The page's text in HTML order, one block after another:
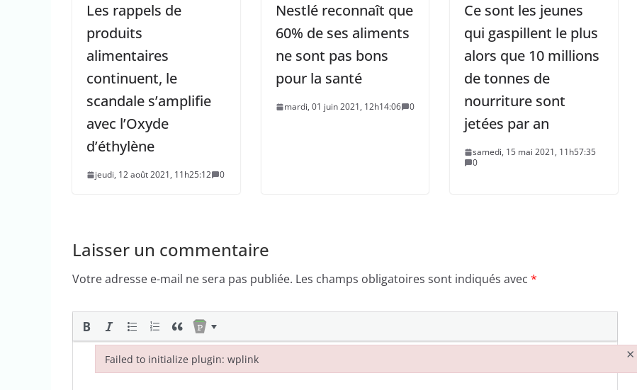
Les rappels de
produits
alimentaires
continuent, le
scandale s’amplifie
avec l’Oxyde
d’éthylène
jeudi, 12 août 2021, 11h25:12 0
Nestlé reconnaît que
60% de ses aliments
ne sont pas bons
pour la santé
mardi, 01 juin 2021, 12h14:06 0
Ce sont les jeunes
qui gaspillent le plus
alors que 10 millions
de tonnes de
nourriture sont
jetées par an
samedi, 15 mai 2021, 11h57:35
0
Laisser un commentaire
Votre adresse e-mail ne sera pas publiée. Les champs obligatoires sont indiqués avec *
Failed to initialize plugin: wplink ×
Failed to initialize plugin: wplink